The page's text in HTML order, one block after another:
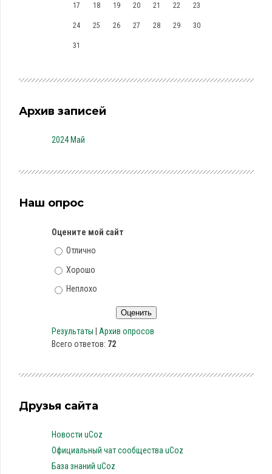
17 18 19 20 21 22 23
24 25 26 27 28 29 30
31
Архив записей
2024 Май
Наш опрос
Оцените мой сайт
Отлично
Хорошо
Неплохо
Результаты
Архив опросов
Всего ответов: 72
Друзья сайта
Новости uCoz
Официальный чат сообщества uCoz
База знаний uCoz